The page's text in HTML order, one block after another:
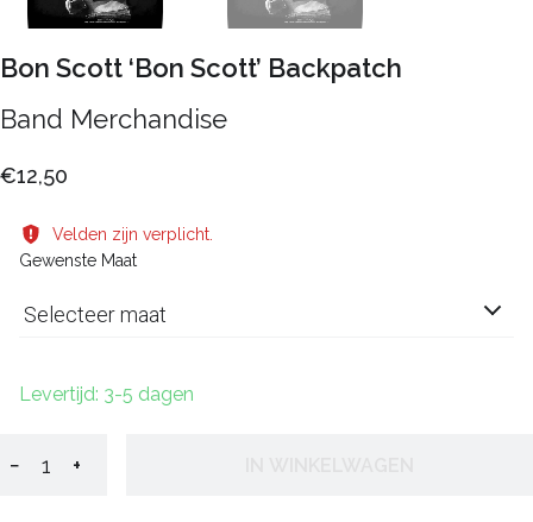
Bon Scott ‘Bon Scott’ Backpatch
Band Merchandise
€12,50
Velden zijn verplicht.
Gewenste Maat
Selecteer maat
Levertijd: 3-5 dagen
− +